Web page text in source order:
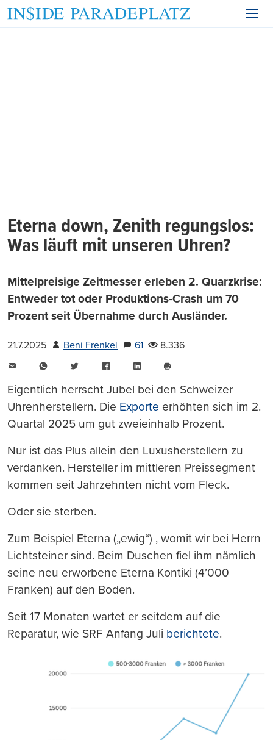
Eterna down, Zenith regungslos:
Was läuft mit unseren Uhren?
Mittelpreisige Zeitmesser erleben 2. Quarzkrise:
Entweder tot oder Produktions-Crash um 70
Prozent seit Übernahme durch Ausländer.
21.7.2025 Beni Frenkel 61
8.336
WhatsAppTwitter FacebookLinkedIn
drucken
Eigentlich herrscht Jubel bei den Schweizer
Uhrenherstellern. Die Exporte erhöhten sich im 2.
Quartal 2025 um gut zweieinhalb Prozent.
Nur ist das Plus allein den Luxusherstellern zu
verdanken. Hersteller im mittleren Preissegment
kommen seit Jahrzehnten nicht vom Fleck.
Oder sie sterben.
Zum Beispiel Eterna („ewig“) , womit wir bei Herrn
Lichtsteiner sind. Beim Duschen fiel ihm nämlich
seine neu erworbene Eterna Kontiki (4’000
Franken) auf den Boden.
Seit 17 Monaten wartet er seitdem auf die
Reparatur, wie SRF Anfang Juli berichtete.